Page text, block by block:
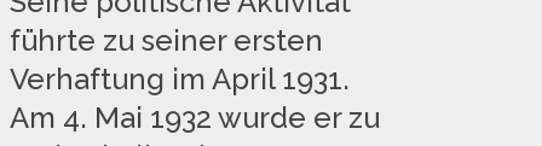
führte zu seiner ersten
Verhaftung im April 1931.
Am 4. Mai 1932 wurde er zu